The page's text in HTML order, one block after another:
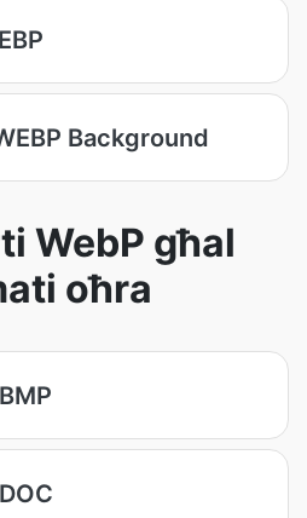
Background
WebP għal
oħra